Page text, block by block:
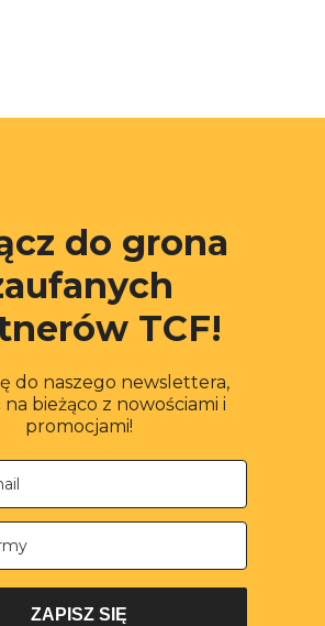
do grona
TCF!
do naszego newslettera,
bieżąco z nowościami i
promocjami!
ZAPISZ SIĘ